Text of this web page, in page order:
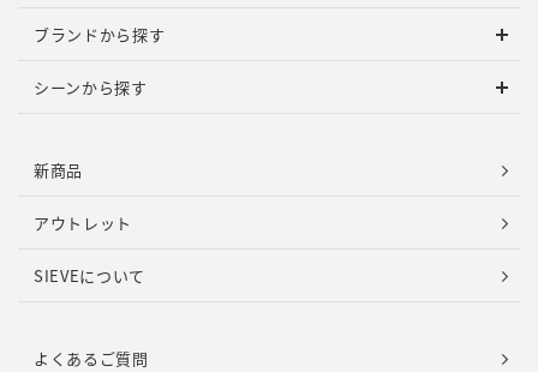
ブランドから探す
シーンから探す
新商品
アウトレット
SIEVEについて
よくあるご質問